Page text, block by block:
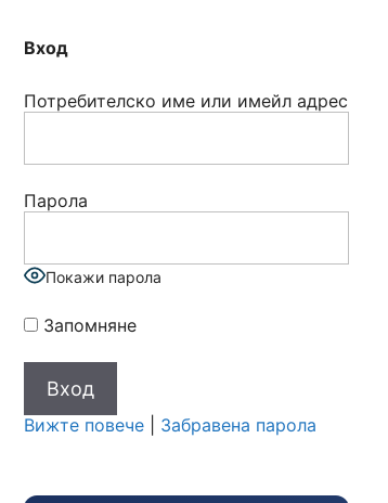
Вход
Потребителско име или имейл адрес
Парола
Покажи парола
Запомняне
Вижте повече Забравена парола